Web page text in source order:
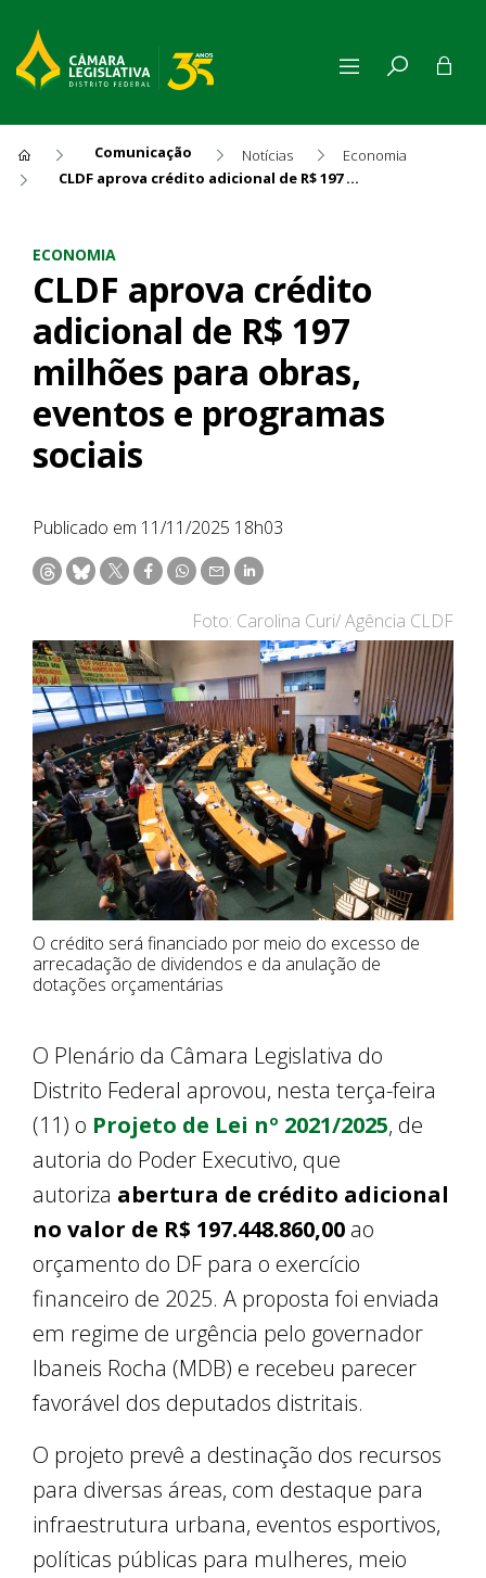
Comunicação Notícias
Economia
CLDF aprova crédito adicional de R$ 197 milhões para obras, eventos e programas sociais
ECONOMIA
CLDF aprova crédito
adicional de R$ 197
milhões para obras,
eventos e programas
sociais
Publicado em 11/11/2025 18h03
Foto: Carolina Curi/ Agência CLDF
O crédito será financiado por meio do excesso de
arrecadação de dividendos e da anulação de
dotações orçamentárias
O Plenário da Câmara Legislativa do
Distrito Federal aprovou, nesta terça-feira
(11) o Projeto de Lei nº 2021/2025, de
autoria do Poder Executivo, que
autoriza abertura de crédito adicional
no valor de R$ 197.448.860,00 ao
orçamento do DF para o exercício
financeiro de 2025. A proposta foi enviada
em regime de urgência pelo governador
Ibaneis Rocha (MDB) e recebeu parecer
favorável dos deputados distritais.
O projeto prevê a destinação dos recursos
para diversas áreas, com destaque para
infraestrutura urbana, eventos esportivos,
políticas públicas para mulheres, meio